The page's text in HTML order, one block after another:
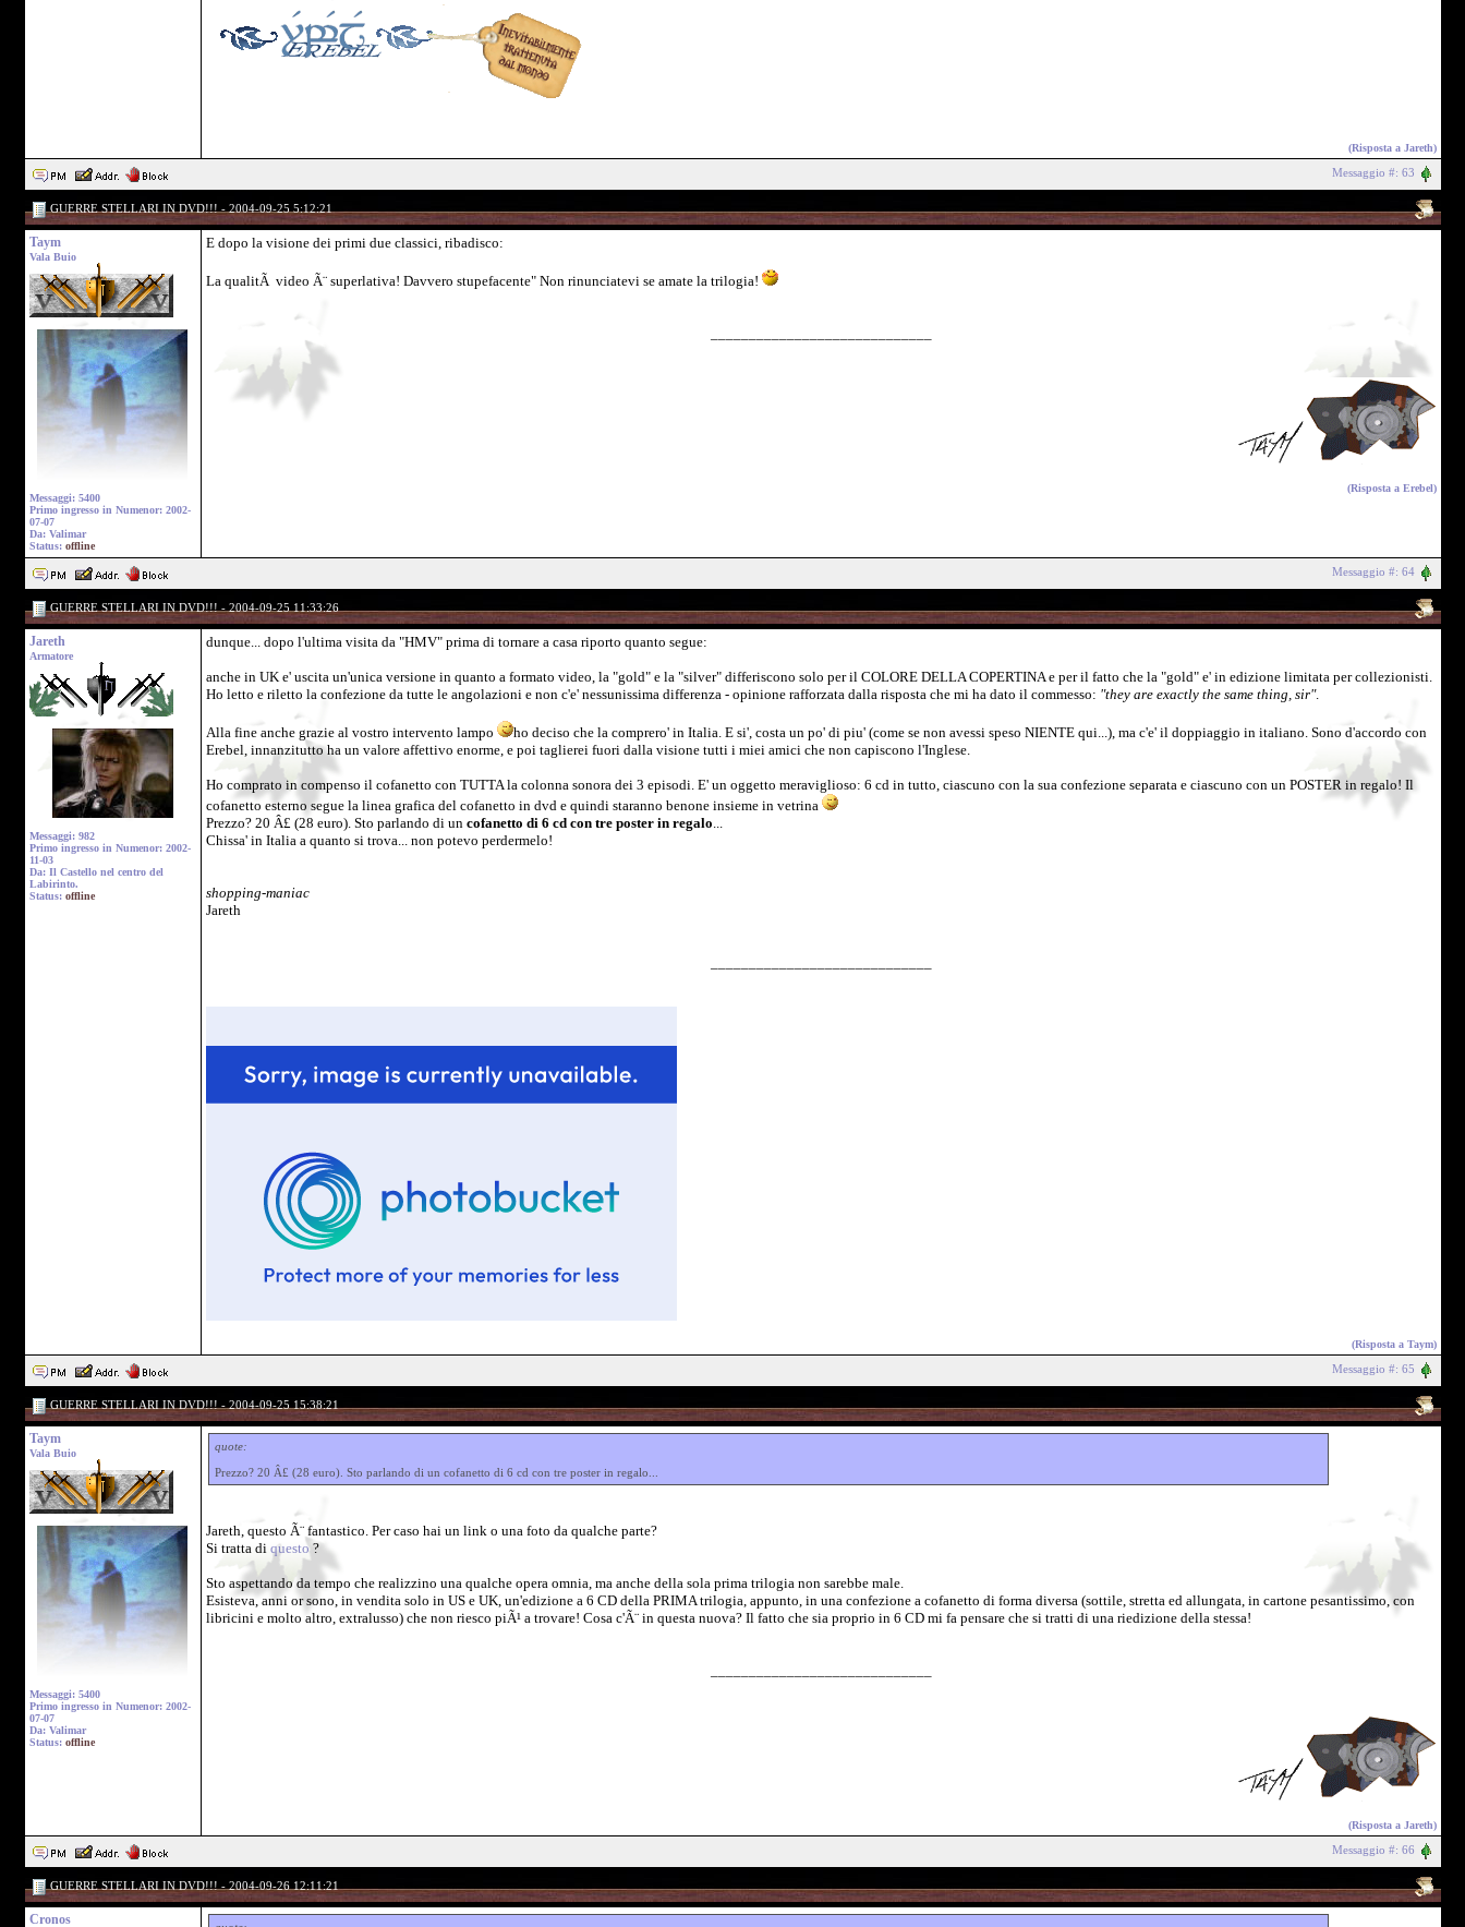
(Risposta a Jareth)
Messaggio #: 63
GUERRE STELLARI IN DVD!!! - 2004-09-25 5:12:21
Taym
Vala Buio
Messaggi: 5400
Primo ingresso in Numenor: 2002-
07-07
Da: Valimar
Status: offline
E dopo la visione dei primi due classici, ribadisco:
La qualitÃ video Ã¨ superlativa! Davvero stupefacente" Non rinunciatevi se amate la trilogia!
(Risposta a Erebel)
Messaggio #: 64
GUERRE STELLARI IN DVD!!! - 2004-09-25 11:33:26
Jareth
Armatore
Messaggi: 982
Primo ingresso in Numenor: 2002-
11-03
Da: Il Castello nel centro del
Labirinto.
Status: offline
dunque... dopo l'ultima visita da "HMV" prima di tornare a casa riporto quanto segue:
anche in UK e' uscita un'unica versione in quanto a formato video, la "gold" e la "silver" differiscono solo per il COLORE DELLA COPERTINA e per il fatto che la "gold" e' in edizione limitata per collezionisti.
Ho letto e riletto la confezione da tutte le angolazioni e non c'e' nessunissima differenza - opinione rafforzata dalla risposta che mi ha dato il commesso: "they are exactly the same thing, sir".
Alla fine anche grazie al vostro intervento lampo
ho deciso che la comprero' in Italia. E si', costa un po' di piu' (come se non avessi speso NIENTE qui...), ma c'e' il doppiaggio in italiano. Sono d'accordo con
Erebel, innanzitutto ha un valore affettivo enorme, e poi taglierei fuori dalla visione tutti i miei amici che non capiscono l'Inglese.
Ho comprato in compenso il cofanetto con TUTTA la colonna sonora dei 3 episodi. E' un oggetto meraviglioso: 6 cd in tutto, ciascuno con la sua confezione separata e ciascuno con un POSTER in regalo! Il
cofanetto esterno segue la linea grafica del cofanetto in dvd e quindi staranno benone insieme in vetrina
Prezzo? 20 Â£ (28 euro). Sto parlando di un cofanetto di 6 cd con tre poster in regalo...
Chissa' in Italia a quanto si trova... non potevo perdermelo!
shopping-maniac
Jareth
(Risposta a Taym)
Messaggio #: 65
GUERRE STELLARI IN DVD!!! - 2004-09-25 15:38:21
Taym
Vala Buio
Messaggi: 5400
Primo ingresso in Numenor: 2002-
07-07
Da: Valimar
Status: offline
quote:
Prezzo? 20 Â£ (28 euro). Sto parlando di un cofanetto di 6 cd con tre poster in regalo...
Jareth, questo Ã¨ fantastico. Per caso hai un link o una foto da qualche parte?
Si tratta di questo ?
Sto aspettando da tempo che realizzino una qualche opera omnia, ma anche della sola prima trilogia non sarebbe male.
Esisteva, anni or sono, in vendita solo in US e UK, un'edizione a 6 CD della PRIMA trilogia, appunto, in una confezione a cofanetto di forma diversa (sottile, stretta ed allungata, in cartone pesantissimo, con
libricini e molto altro, extralusso) che non riesco piÃ¹ a trovare! Cosa c'Ã¨ in questa nuova? Il fatto che sia proprio in 6 CD mi fa pensare che si tratti di una riedizione della stessa!
(Risposta a Jareth)
Messaggio #: 66
GUERRE STELLARI IN DVD!!! - 2004-09-26 12:11:21
Cronos